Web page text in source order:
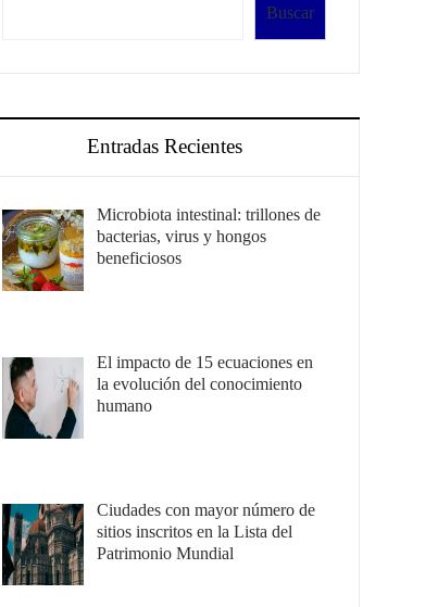
Buscar
Entradas Recientes
Microbiota intestinal: trillones de
bacterias, virus y hongos
beneficiosos
El impacto de 15 ecuaciones en
la evolución del conocimiento
humano
Ciudades con mayor número de
sitios inscritos en la Lista del
Patrimonio Mundial